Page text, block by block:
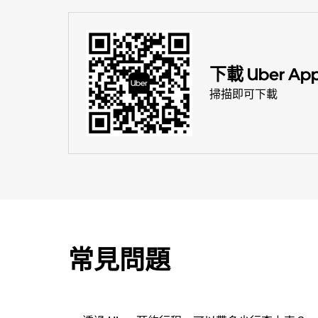
下載 Uber
掃描即可下載
常見問題